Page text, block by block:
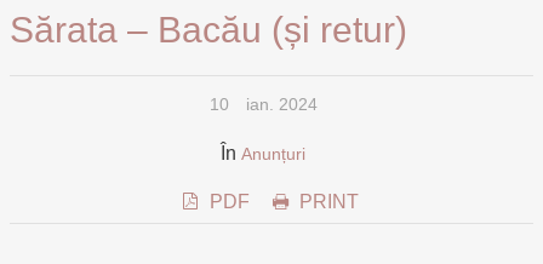
Sărata – Bacău (și retur)
10 ian. 2024
În Anunțuri
PDF PRINT